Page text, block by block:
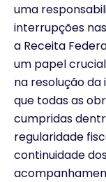
uma
interrupções
a Receita
um papel
na resolução da
que todas as
cumpridas
regularidade
continuidade